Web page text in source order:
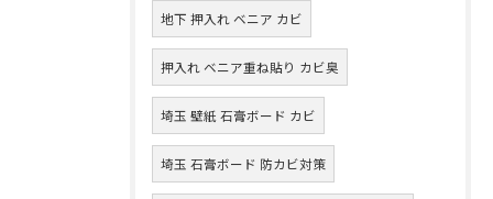
地下 押入れ ベニア カビ
押入れ ベニア重ね貼り カビ臭
埼玉 壁紙 石膏ボード カビ
埼玉 石膏ボード 防カビ対策